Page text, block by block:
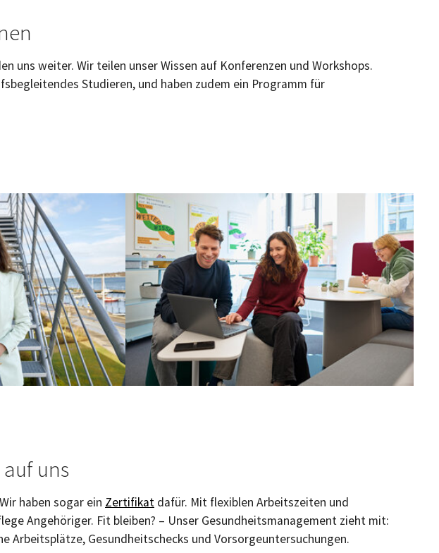
uns weiter. Wir teilen unser Wissen auf Konferenzen und Workshops.
Studieren, und haben zudem ein Programm für
uns
haben sogar ein Zertifikat dafür. Mit flexiblen Arbeitszeiten und
Angehöriger. Fit bleiben? – Unser Gesundheitsmanagement zieht mit:
Arbeitsplätze, Gesundheitschecks und Vorsorgeuntersuchungen.